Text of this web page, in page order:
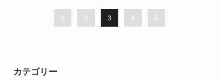
1 2 3 4 5
カテゴリー